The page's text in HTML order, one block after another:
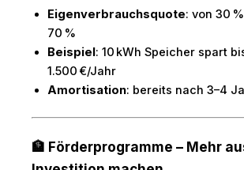
Eigenverbrauchsquote: von 30
70 %
Beispiel: 10 kWh Speicher spart
1.500 €/Jahr
Amortisation: bereits nach 3–4
🏦 Förderprogramme – Mehr